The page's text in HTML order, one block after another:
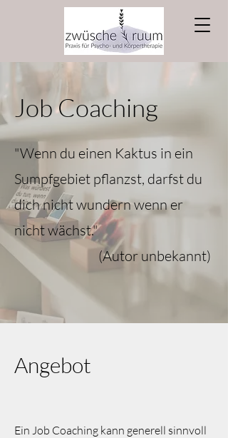
Job Coaching
"Wenn du einen Kaktus in ein
Sumpfgebiet pflanzst, darfst du
dich nicht wundern wenn er
nicht wächst."
(Autor unbekannt)
Angebot
Ein Job Coaching kann generell sinnvoll